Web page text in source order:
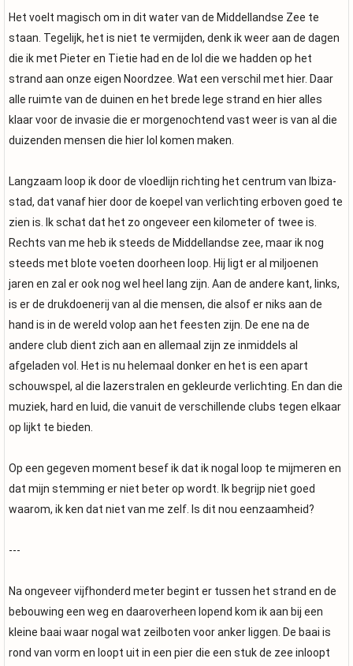
Het voelt magisch om in dit water van de Middellandse Zee te
staan. Tegelijk, het is niet te vermijden, denk ik weer aan de dagen
die ik met Pieter en Tietie had en de lol die we hadden op het
strand aan onze eigen Noordzee. Wat een verschil met hier. Daar
alle ruimte van de duinen en het brede lege strand en hier alles
klaar voor de invasie die er morgenochtend vast weer is van al die
duizenden mensen die hier lol komen maken.
Langzaam loop ik door de vloedlijn richting het centrum van Ibiza-
stad, dat vanaf hier door de koepel van verlichting erboven goed te
zien is. Ik schat dat het zo ongeveer een kilometer of twee is.
Rechts van me heb ik steeds de Middellandse zee, maar ik nog
steeds met blote voeten doorheen loop. Hij ligt er al miljoenen
jaren en zal er ook nog wel heel lang zijn. Aan de andere kant, links,
is er de drukdoenerij van al die mensen, die alsof er niks aan de
hand is in de wereld volop aan het feesten zijn. De ene na de
andere club dient zich aan en allemaal zijn ze inmiddels al
afgeladen vol. Het is nu helemaal donker en het is een apart
schouwspel, al die lazerstralen en gekleurde verlichting. En dan die
muziek, hard en luid, die vanuit de verschillende clubs tegen elkaar
op lijkt te bieden.
Op een gegeven moment besef ik dat ik nogal loop te mijmeren en
dat mijn stemming er niet beter op wordt. Ik begrijp niet goed
waarom, ik ken dat niet van me zelf. Is dit nou eenzaamheid?
---
Na ongeveer vijfhonderd meter begint er tussen het strand en de
bebouwing een weg en daaroverheen lopend kom ik aan bij een
kleine baai waar nogal wat zeilboten voor anker liggen. De baai is
rond van vorm en loopt uit in een pier die een stuk de zee inloopt